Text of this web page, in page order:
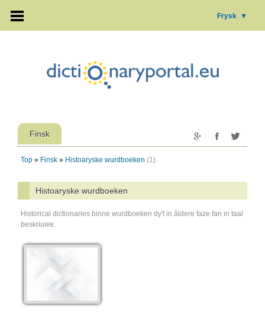
Frysk ▼
Finsk
Top » Finsk » Histoaryske wurdboeken (1)
Histoaryske wurdboeken
Historical dictionaries binne wurdboeken dy't in âldere faze fan in taal
beskriuwe.